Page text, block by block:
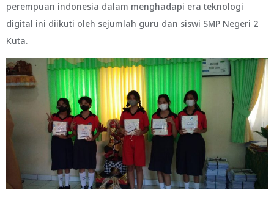
perempuan indonesia dalam menghadapi era teknologi
digital ini diikuti oleh sejumlah guru dan siswi SMP Negeri 2
Kuta.